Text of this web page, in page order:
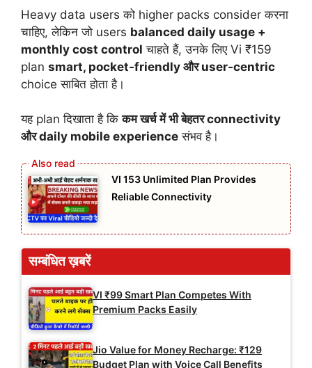
Heavy data users को higher packs consider करना
चाहिए, लेकिन जो users balanced daily usage +
monthly cost control चाहते हैं, उनके लिए Vi ₹159
plan smart, pocket‑friendly और user‑centric
choice साबित होता है।
यह plan दिखाता है किकम खर्च में भी बेहतर connectivity
और daily mobile experience संभव है।
VI 153 Unlimited Plan Provides
Reliable Connectivity
सम्बंधित ख़बरें
VI ₹99 Smart Plan Competes With
Premium Packs Easily
Jio Value for Money Recharge: ₹129
Budget Plan with Voice Call Benefits